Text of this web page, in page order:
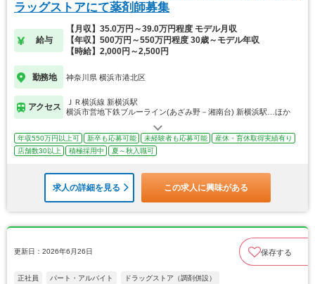
ラッグストアにて薬剤師募集
給与
【月収】35.0万円～39.0万円程度 モデル月収
【年収】500万円～550万円程度 30歳～モデル年収
【時給】2,000円～2,500円
勤務地 神奈川県 横浜市港北区
アクセス
ＪＲ横浜線 新横浜駅
横浜市営地下鉄ブルーライン(あざみ野－湘南台) 新横浜駅…ほか
年収550万円以上可 新卒も応募可能 未経験者も応募可能
産休・育休取得実績有り
店舗数30以上
積極採用中 夏～秋入職可
求人の詳細を見る この求人に興味がある
更新日：2026年6月26日 保存する
正社員 パート・アルバイト ドラッグストア（調剤併設）